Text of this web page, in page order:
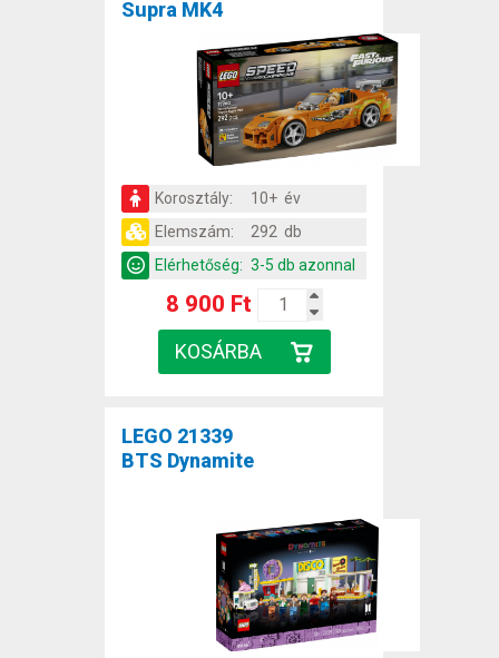
Supra MK4
Korosztály:
10+ év
Elemszám:
292 db
Elérhetőség: 3-5 db azonnal
8 900 Ft
LEGO 21339
BTS Dynamite